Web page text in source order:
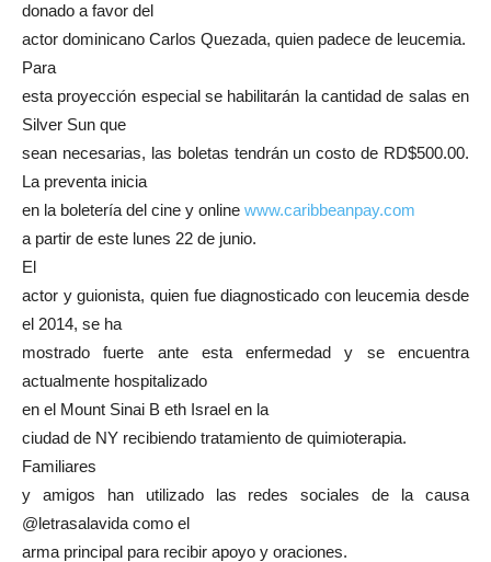
donado a favor del
actor dominicano Carlos Quezada, quien padece de leucemia.
Para
esta proyección especial se habilitarán la cantidad de salas en
Silver Sun que
sean necesarias, las boletas tendrán un costo de RD$500.00.
La preventa inicia
en la boletería del cine y online www.caribbeanpay.com
a partir de este lunes 22 de junio.
El
actor y guionista, quien fue diagnosticado con leucemia desde
el 2014, se ha
mostrado fuerte ante esta enfermedad y se encuentra
actualmente hospitalizado
en el Mount Sinai B eth Israel en la
ciudad de NY recibiendo tratamiento de quimioterapia.
Familiares
y amigos han utilizado las redes sociales de la causa
@letrasalavida como el
arma principal para recibir apoyo y oraciones.